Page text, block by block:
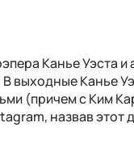
Канье Уэста
выходные Канье
(причем с Ким
назвав этот